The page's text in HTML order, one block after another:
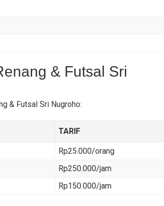
& Futsal Sri
& Futsal Sri Nugroho:
TARIF
Rp25.000/orang
Rp250.000/jam
Rp150.000/jam